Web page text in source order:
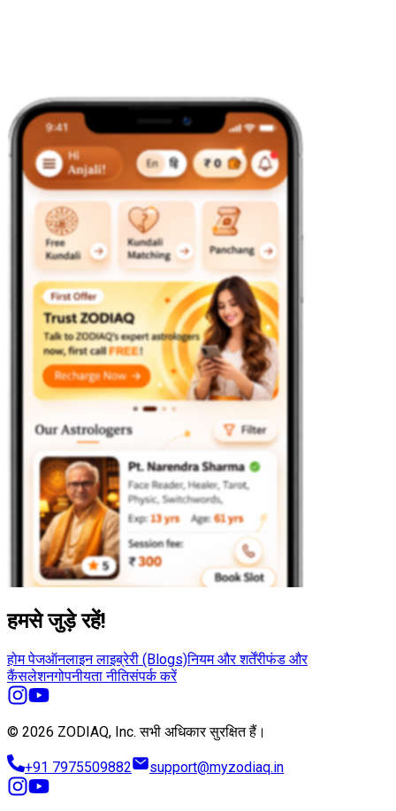
हमसे जुड़े रहें!
होम पेजऑनलाइन लाइब्रेरी (Blogs)नियम और शर्तेंरीफंड और
कैंसलेशनगोपनीयता नीतिसंपर्क करें
© 2026 ZODIAQ, Inc.सभी अधिकार सुरक्षित हैं।
+91 7975509882 support@myzodiaq.in